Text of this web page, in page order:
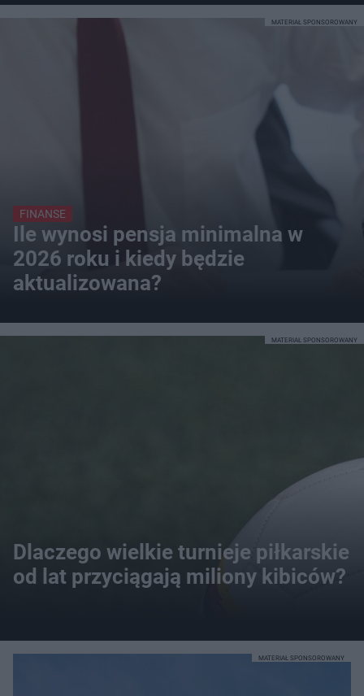
FINANSE
Ile wynosi pensja minimalna w
2026 roku i kiedy będzie
aktualizowana?
MATERIAŁ SPONSOROWANY
Dlaczego wielkie turnieje piłkarskie
od lat przyciągają miliony kibiców?
MATERIAŁ SPONSOROWANY
MATERIAŁ SPONSOROWANY